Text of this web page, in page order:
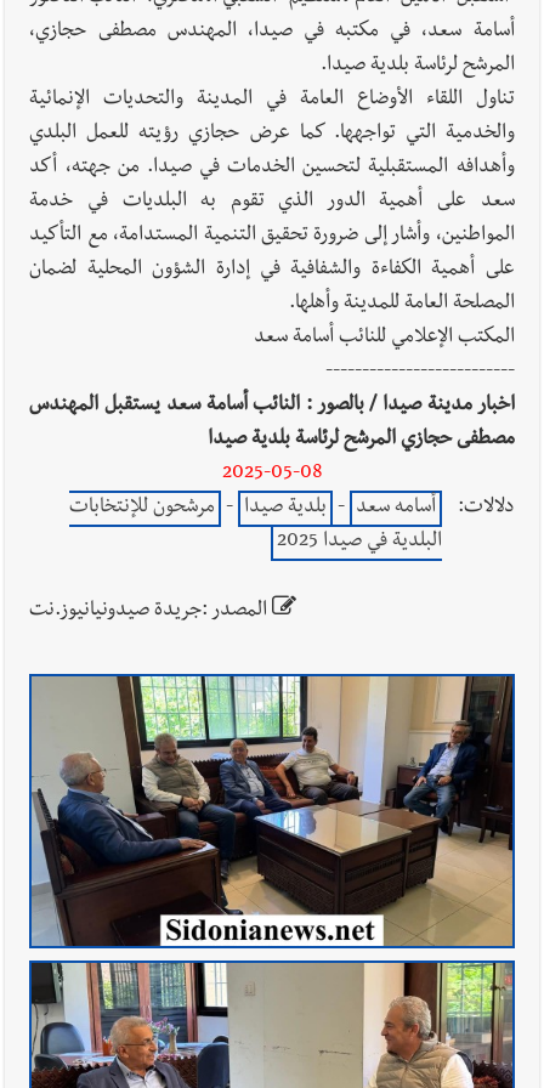
أخبار العالم
الرئيس الأميركي ترامب يحذّر إيران من ضربة قوية...
وإعلام إيراني: الاتّفاق مع عُمان مؤجّل ما دامت التهديدات مستمرّة
أسامة سعد، في مكتبه في صيدا، المهندس مصطفى حجازي،
المرشح لرئاسة بلدية صيدا.
تناول اللقاء الأوضاع العامة في المدينة والتحديات الإنمائية
والخدمية التي تواجهها. كما عرض حجازي رؤيته للعمل البلدي
وأهدافه المستقبلية لتحسين الخدمات في صيدا. من جهته، أكد
سعد على أهمية الدور الذي تقوم به البلديات في خدمة
المواطنين، وأشار إلى ضرورة تحقيق التنمية المستدامة، مع التأكيد
على أهمية الكفاءة والشفافية في إدارة الشؤون المحلية لضمان
المصلحة العامة للمدينة وأهلها.
المكتب الإعلامي للنائب أسامة سعد
--------------------------
اخبار مدينة صيدا / بالصور : النائب أسامة سعد يستقبل المهندس
مصطفى حجازي المرشح لرئاسة بلدية صيدا
2025-05-08
دلالات:
أسامه سعد - بلدية صيدا - مرشحون للإنتخابات
البلدية في صيدا 2025
المصدر :جريدة صيدونيانيوز.نت